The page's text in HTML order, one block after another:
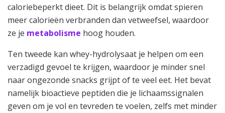
caloriebeperkt dieet. Dit is belangrijk omdat spieren
meer calorieën verbranden dan vetweefsel, waardoor
ze je metabolisme hoog houden.
Ten tweede kan whey-hydrolysaat je helpen om een
verzadigd gevoel te krijgen, waardoor je minder snel
naar ongezonde snacks grijpt of te veel eet. Het bevat
namelijk bioactieve peptiden die je lichaamssignalen
geven om je vol en tevreden te voelen, zelfs met minder